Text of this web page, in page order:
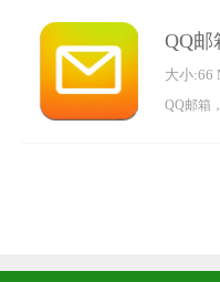
QQ邮
大小:66
QQ邮箱